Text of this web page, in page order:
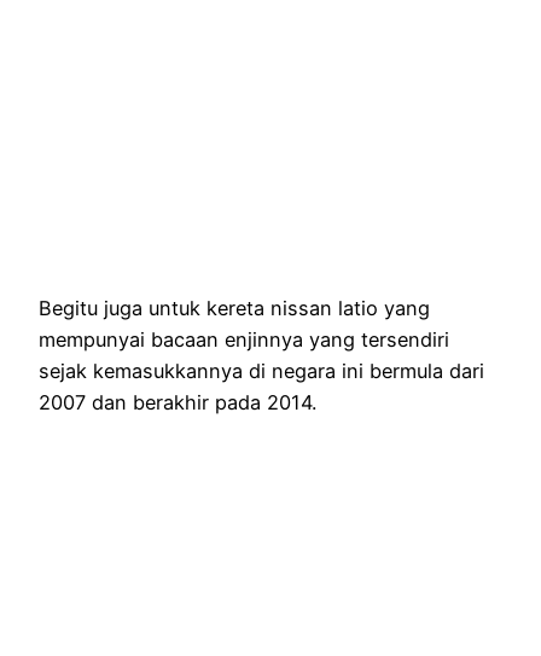
Begitu juga untuk kereta nissan latio yang
mempunyai bacaan enjinnya yang tersendiri
sejak kemasukkannya di negara ini bermula dari
2007 dan berakhir pada 2014.